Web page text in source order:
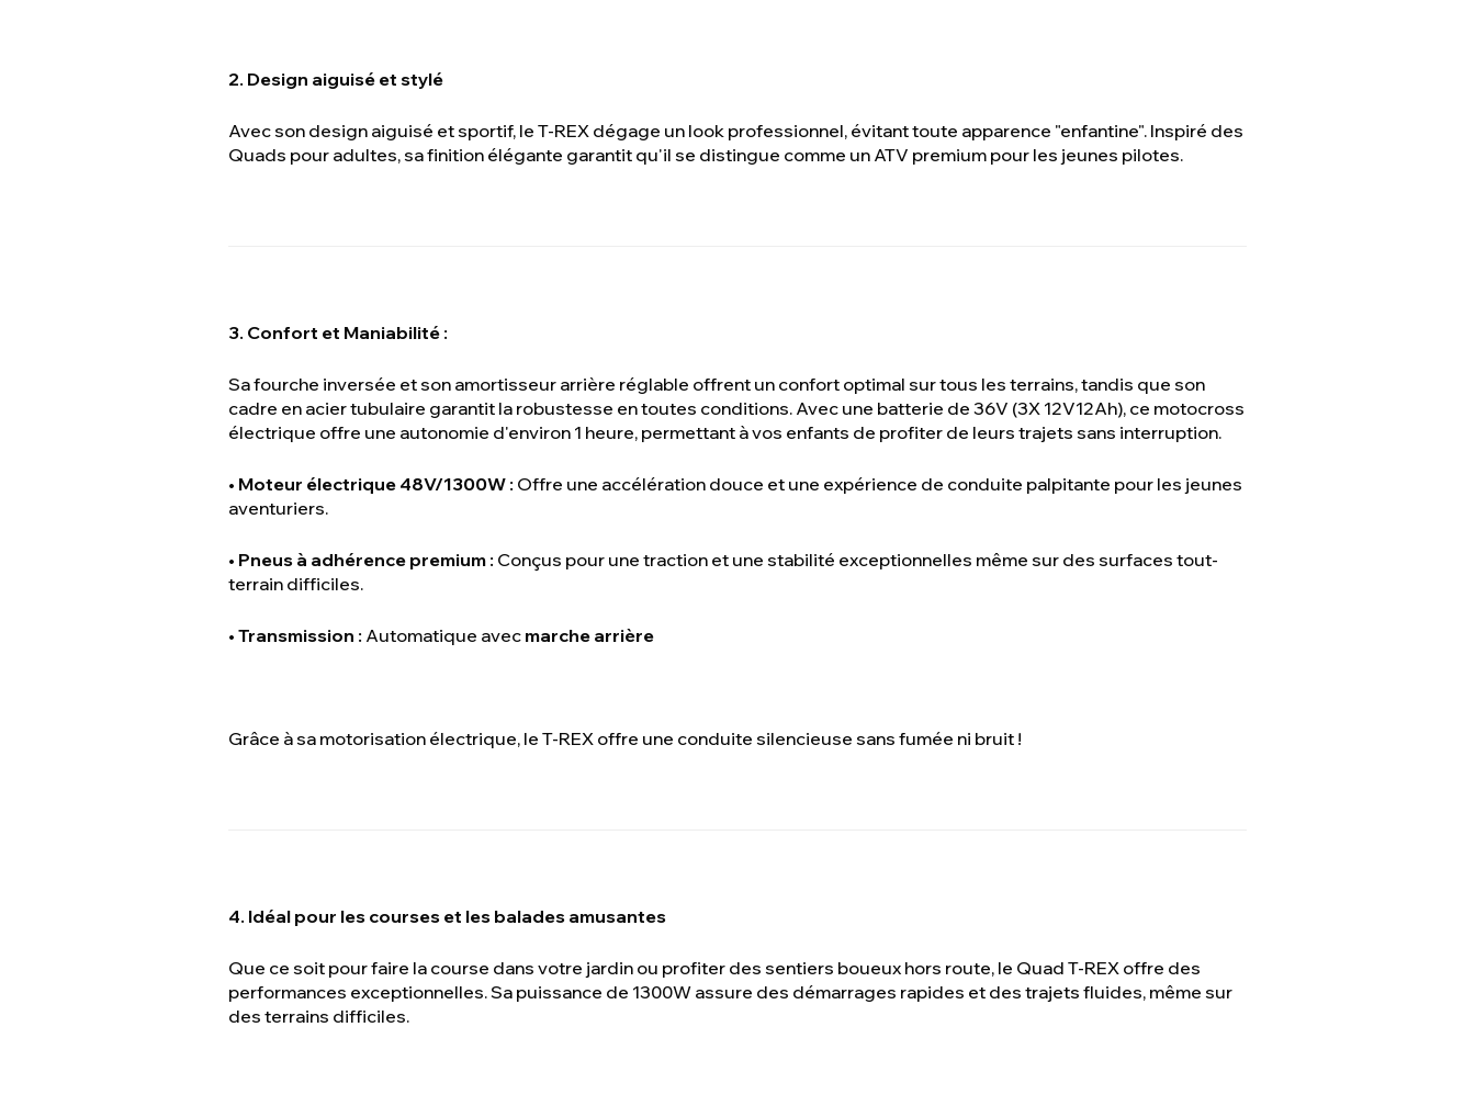
2. Design aiguisé et stylé
Avec son design aiguisé et sportif, le T-REX dégage un look professionnel, évitant toute apparence "enfantine". Inspiré des
Quads pour adultes, sa finition élégante garantit qu'il se distingue comme un ATV premium pour les jeunes pilotes.
3. Confort et Maniabilité :
Sa fourche inversée et son amortisseur arrière réglable offrent un confort optimal sur tous les terrains, tandis que son
cadre en acier tubulaire garantit la robustesse en toutes conditions. Avec une batterie de 36V (3X 12V12Ah), ce motocross
électrique offre une autonomie d'environ 1 heure, permettant à vos enfants de profiter de leurs trajets sans interruption.
• Moteur électrique 48V/1300W : Offre une accélération douce et une expérience de conduite palpitante pour les jeunes
aventuriers.
• Pneus à adhérence premium : Conçus pour une traction et une stabilité exceptionnelles même sur des surfaces tout-
terrain difficiles.
• Transmission : Automatique avec marche arrière
Grâce à sa motorisation électrique, le T-REX offre une conduite silencieuse sans fumée ni bruit !
4. Idéal pour les courses et les balades amusantes
Que ce soit pour faire la course dans votre jardin ou profiter des sentiers boueux hors route, le Quad T-REX offre des
performances exceptionnelles. Sa puissance de 1300W assure des démarrages rapides et des trajets fluides, même sur
des terrains difficiles.